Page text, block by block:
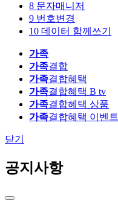
8 문자매니저
9 번호변경
10 데이터 함께쓰기
가족
가족결합
가족결합혜택
가족결합혜택 B tv
가족결합혜택 상품
가족결합혜택 이벤트
닫기
공지사항